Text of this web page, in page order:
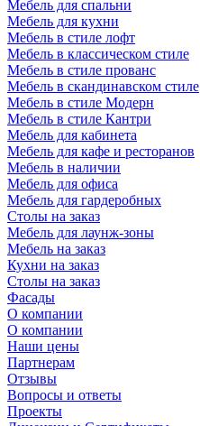
Мебель для спальни
Мебель для кухни
Мебель в стиле лофт
Мебель в классическом стиле
Мебель в стиле прованс
Мебель в скандинавском стиле
Мебель в стиле Модерн
Мебель в стиле Кантри
Мебель для кабинета
Мебель для кафе и ресторанов
Мебель в наличии
Мебель для офиса
Мебель для гардеробных
Столы на заказ
Мебель для лаунж-зоны
Мебель на заказ
Кухни на заказ
Столы на заказ
Фасады
О компании
О компании
Наши цены
Партнерам
Отзывы
Вопросы и ответы
Проекты